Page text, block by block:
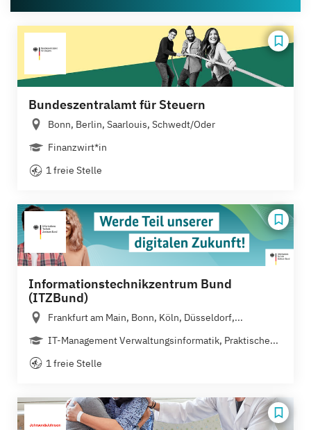
Bundeszentralamt für Steuern
Bonn, Berlin, Saarlouis, Schwedt/Oder
Finanzwirt*in
1 freie Stelle
Informationstechnikzentrum Bund
(ITZBund)
Frankfurt am Main, Bonn, Köln, Düsseldorf,...
IT-Management Verwaltungsinformatik, Praktische...
1 freie Stelle